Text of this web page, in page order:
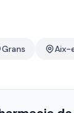
Grans Aix-